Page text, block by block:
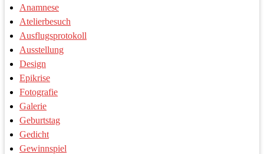
Anamnese
Atelierbesuch
Ausflugsprotokoll
Ausstellung
Design
Epikrise
Fotografie
Galerie
Geburtstag
Gedicht
Gewinnspiel